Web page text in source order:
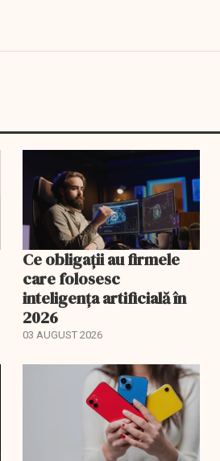
Ce obligații au firmele
care folosesc
inteligența artificială în
2026
03 AUGUST 2026